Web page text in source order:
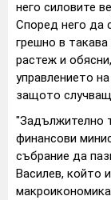
него силовите
Според него да
грешно в
растеж и
управлението
защото
"Задължително
финансови
събрание да
Василев, който